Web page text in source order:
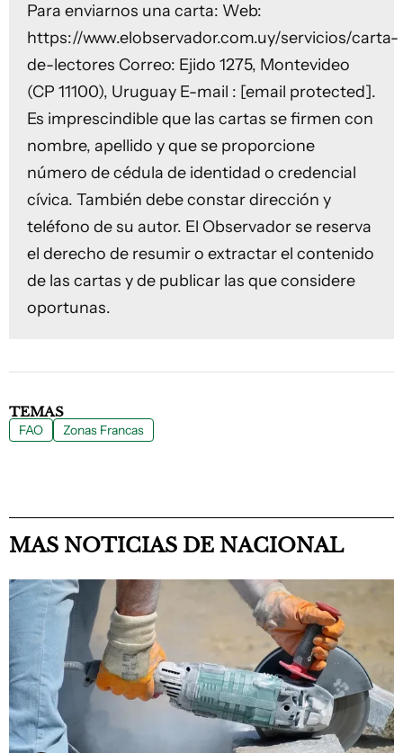
Para enviarnos una carta: Web:
https://www.elobservador.com.uy/servicios/carta-
de-lectores Correo: Ejido 1275, Montevideo
(CP 11100), Uruguay E-mail : [email protected].
Es imprescindible que las cartas se firmen con
nombre, apellido y que se proporcione
número de cédula de identidad o credencial
cívica. También debe constar dirección y
teléfono de su autor. El Observador se reserva
el derecho de resumir o extractar el contenido
de las cartas y de publicar las que considere
oportunas.
TEMAS
FAO Zonas Francas
MAS NOTICIAS DE NACIONAL